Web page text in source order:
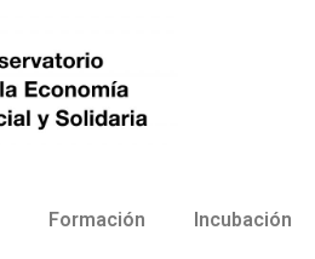
Formación Incubación